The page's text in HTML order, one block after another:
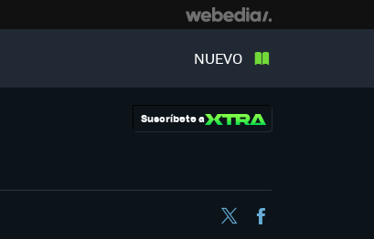
NUEVO
Suscríbete a
Twitter